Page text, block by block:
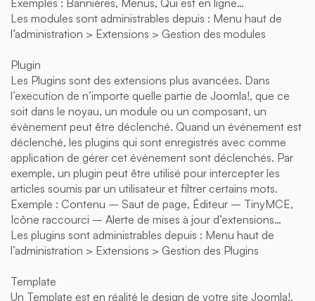
Exemples : Bannières, Menus, Qui est en ligne…
Les modules sont administrables depuis : Menu haut de
l’administration > Extensions > Gestion des modules
Plugin
Les Plugins sont des extensions plus avancées. Dans
l’execution de n’importe quelle partie de Joomla!, que ce
soit dans le noyau, un module ou un composant, un
évènement peut être déclenché. Quand un événement est
déclenché, les plugins qui sont enregistrés avec comme
application de gérer cet événement sont déclenchés. Par
exemple, un plugin peut être utilisé pour intercepter les
articles soumis par un utilisateur et filtrer certains mots.
Exemple : Contenu – Saut de page, Éditeur – TinyMCE,
Icône raccourci – Alerte de mises à jour d’extensions…
Les plugins sont administrables depuis : Menu haut de
l’administration > Extensions > Gestion des Plugins
Template
Un Template est en réalité le design de votre site Joomla!.